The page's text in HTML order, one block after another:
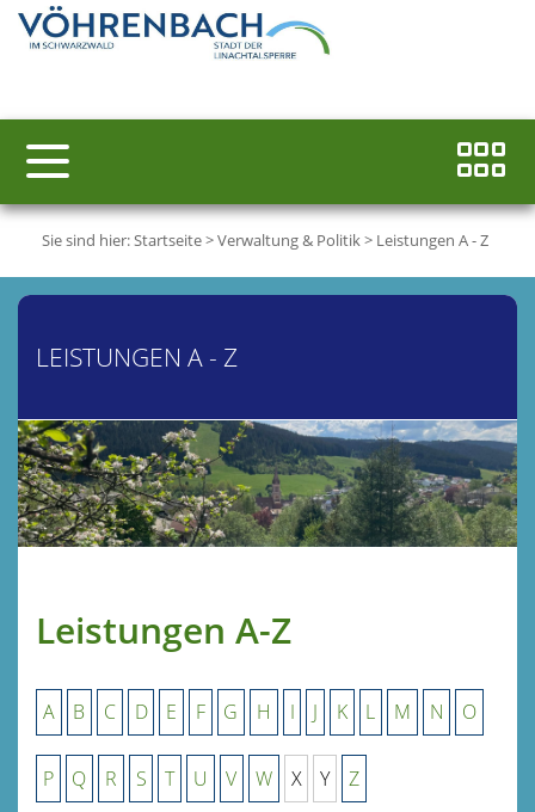
Sie sind hier:Startseite>Verwaltung & Politik> Leistungen A - Z
LEISTUNGEN A - Z
Leistungen A-Z
A B C D E F G H I J K L M N O
P Q R S T U V W X Y Z